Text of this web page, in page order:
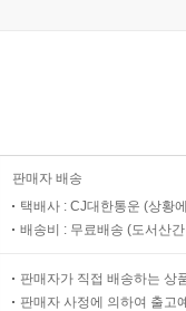
판매자 배송
택배사 : CJ대한통운 (상황
배송비 : 무료배송 (도서산
판매자가 직접 배송하는 상
판매자 사정에 의하여 출고